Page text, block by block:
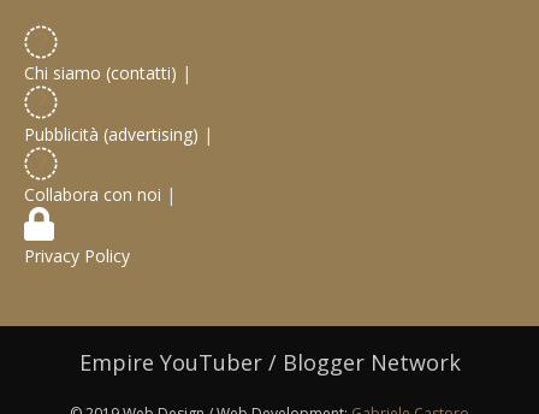
Chi siamo (contatti) |
Pubblicità (advertising) |
Collabora con noi |
Privacy Policy
Empire YouTuber / Blogger Network